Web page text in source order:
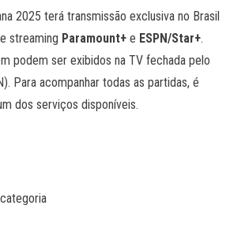
2025 terá transmissão exclusiva no Brasil
streaming Paramount+ e ESPN/Star+.
podem ser exibidos na TV fechada pelo
Para acompanhar todas as partidas, é
dos serviços disponíveis.